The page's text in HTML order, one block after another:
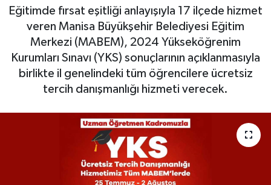
Eğitimde fırsat eşitliği anlayışıyla 17 ilçede hizmet
veren Manisa Büyükşehir Belediyesi Eğitim
Merkezi (MABEM), 2024 Yükseköğrenim
Kurumları Sınavı (YKS) sonuçlarının açıklanmasıyla
birlikte il genelindeki tüm öğrencilere ücretsiz
tercih danışmanlığı hizmeti verecek.
Tarım-Gıda
Kültür-Sanat
Magazin
Dünya
Yaşam
Kadın
Yerel Haber
Akhisar Emlak
Magazin
Kültür-Sanat
Duyurular
Son Dakika Haberleri
Haber Arşivi